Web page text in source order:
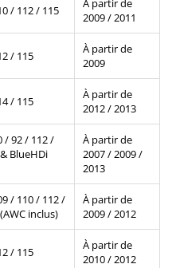
/ 112 / 115
À partir de
2009 / 2011
/ 115
À partir de
2009
/ 115
À partir de
2012 / 2013
/ 92 / 112 /
BlueHDi
À partir de
2007 / 2009 /
2013
/ 110 / 112 /
inclus)
À partir de
2009 / 2012
/ 115
À partir de
2010 / 2012